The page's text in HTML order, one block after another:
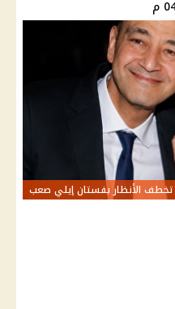
الأنظار بفستان إيلي صعب